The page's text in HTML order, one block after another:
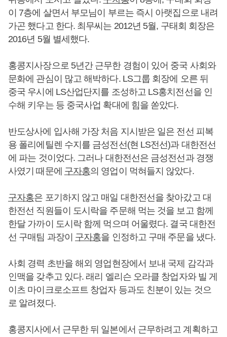
이 7층에 살면서 부모님이 부르는 즉시 아랫집으로 내려
가곤 했다고 한다. 최무씨는 2012년 5월, 구태회 회장은
2016년 5월 별세했다.
홍콩지사장으로 5년간 근무한 경험이 있어 중국 사회와
문화에 관심이 많고 해박하다. LS그룹 회장에 오른 뒤
중국 우시에 LS산업단지를 조성하고 LS홍치전선을 인
수해 키우는 등 중국사업 확대에 힘을 쏟았다.
반도상사에 입사해 가장 처음 지시받은 일은 전선 피복
용 폴리에틸렌 수지를 금성전선(현 LS전선)과 대한전선
에 파는 것이었다. 그러나 대한전선은 금성전선과 경쟁
사였기 때문에 구자홍의 영업이 먹혀들지 않았다.
구자홍은 포기하지 않고 매일 대한전선을 찾아갔고 대
한전선 직원들이 도시락을 주문해 먹는 것을 보고 함께
한달 가까이 도시락 함께 먹으며 어울렸다. 결국 대한전
선 구매팀 과장이 구자홍을 인정하고 구매 주문을 냈다.
사회 경력 초반을 해외 영업현장에서 보내 국제 감각과
인맥을 갖추고 있다. 래리 엘리슨 오라클 창업자와 빌 게
이츠 마이크로소프트 창업자 등과도 친분이 있는 것으
로 알려졌다.
홍콩지사에서 근무한 뒤 일본에서 근무하려고 계획하고